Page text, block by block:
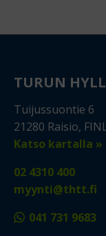
TURUN
Tuijussuontie 6
21280 Raisio,
Katso kartalla »
02 4310 400
myynti@thtt.fi
041 731 9683